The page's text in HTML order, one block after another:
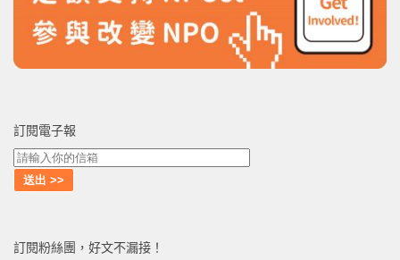
訂閱電子報
訂閱粉絲團，好文不漏接！